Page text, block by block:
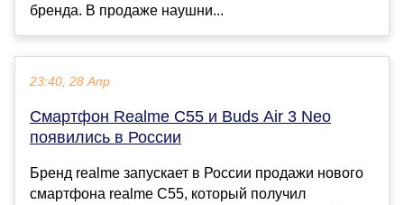
бренда. В продаже наушни...
23:40, 28 Апр
Смартфон Realme C55 и Buds Air 3 Neo
появились в России
Бренд realme запускает в России продажи нового
смартфона realme C55, который получил